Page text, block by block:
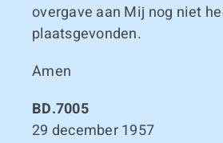
overgave aan Mij nog niet
plaatsgevonden.
Amen
BD.7005
29 december 1957